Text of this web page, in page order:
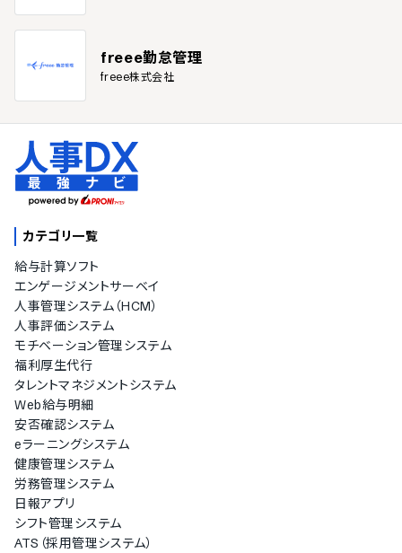
freee勤怠管理
freee株式会社
カテゴリ一覧
給与計算ソフト
エンゲージメントサーベイ
人事管理システム（HCM）
人事評価システム
モチベーション管理システム
福利厚生代行
タレントマネジメントシステム
Web給与明細
安否確認システム
eラーニングシステム
健康管理システム
労務管理システム
日報アプリ
シフト管理システム
ATS（採用管理システム）